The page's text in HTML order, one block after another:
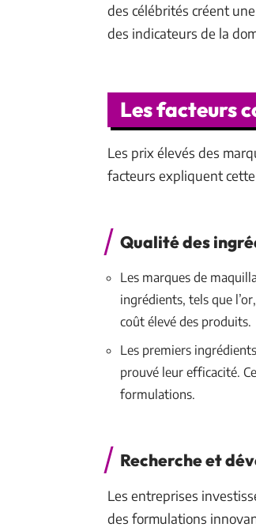
des célébrités créent
des indicateurs de la
Les facteurs
Les prix élevés des
facteurs expliquent
Qualité des
Les marques de
ingrédients, tels que
coût élevé des produits.
Les premiers
prouvé leur efficacité.
formulations.
Recherche et
Les entreprises
des formulations